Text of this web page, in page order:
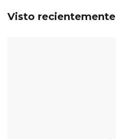
Visto recientemente